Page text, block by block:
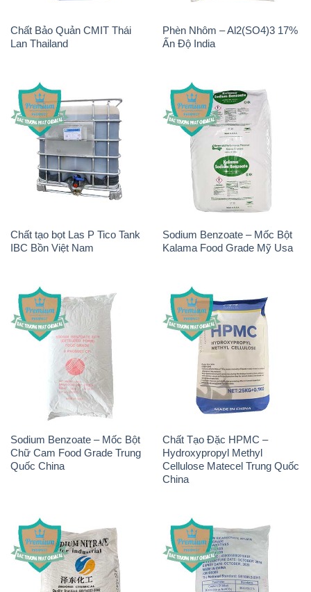
Chất Bảo Quản CMIT Thái
Lan Thailand
Phèn Nhôm – Al2(SO4)3 17%
Ấn Độ India
Chất tạo bọt Las P Tico Tank
IBC Bồn Việt Nam
Sodium Benzoate – Mốc Bột
Kalama Food Grade Mỹ Usa
Sodium Benzoate – Mốc Bột
Chữ Cam Food Grade Trung
Quốc China
Chất Tạo Đặc HPMC –
Hydroxypropyl Methyl
Cellulose Matecel Trung Quốc
China